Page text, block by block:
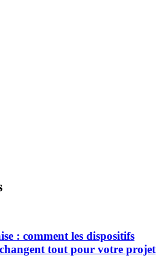
: comment les dispositifs
changent tout pour votre projet